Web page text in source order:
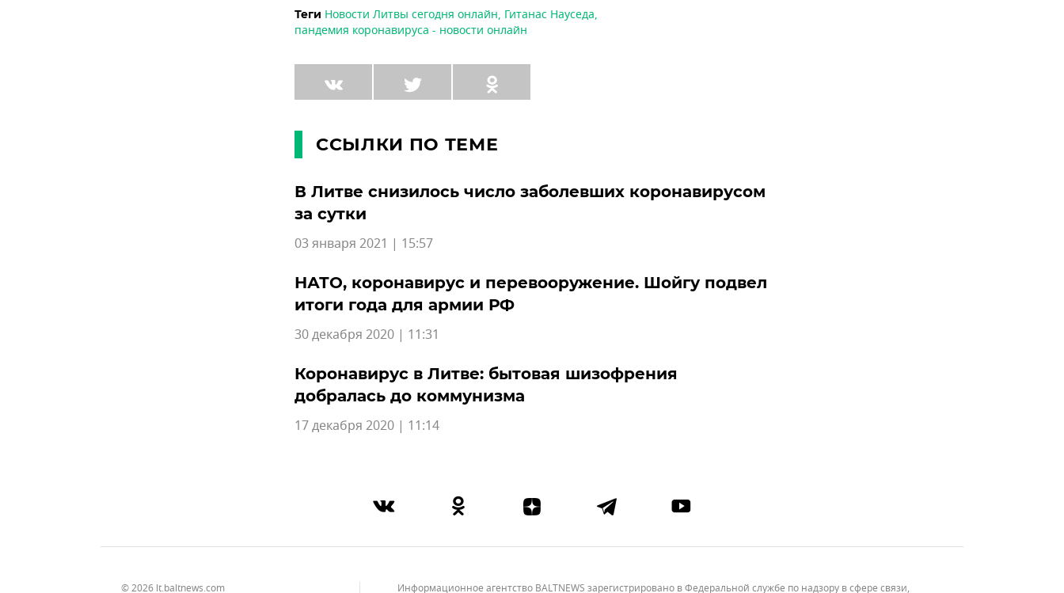
Теги Новости Литвы сегодня онлайн, Гитанас Науседа,
пандемия коронавируса - новости онлайн
ССЫЛКИ ПО ТЕМЕ
В Литве снизилось число заболевших коронавирусом
за сутки
03 января 2021 | 15:57
НАТО, коронавирус и перевооружение. Шойгу подвел
итоги года для армии РФ
30 декабря 2020 | 11:31
Коронавирус в Литве: бытовая шизофрения
добралась до коммунизма
17 декабря 2020 | 11:14
© 2026 lt.baltnews.com Информационное агентство BALTNEWS зарегистрировано в Федеральной службе по надзору в сфере связи,